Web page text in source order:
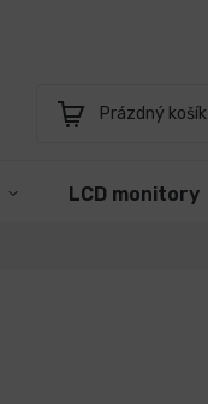
Nákupní
Prázdný košík
LCD monitory